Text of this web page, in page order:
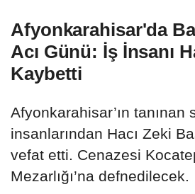
Afyonkarahisar'da
Acı Günü: İş İnsanı
Kaybetti
Afyonkarahisar’ın tanınan
insanlarından Hacı Zeki
vefat etti. Cenazesi
Mezarlığı’na defnedilecek.